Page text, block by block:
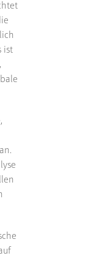
ist